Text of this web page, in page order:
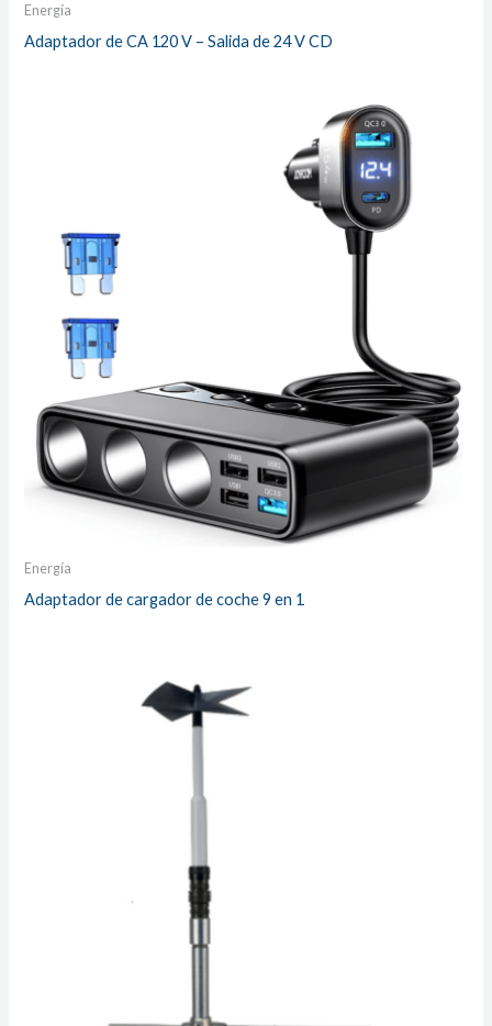
Energía
Adaptador de CA 120 V – Salida de 24 V CD
Energía
Adaptador de cargador de coche 9 en 1